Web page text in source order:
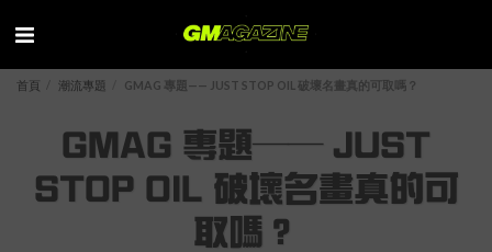
首頁 潮流專題 GMAG 專題—— JUST STOP OIL 破壞名畫真的可取嗎？
GMAG 專題—— JUST
STOP OIL 破壞名畫真的可
取嗎？